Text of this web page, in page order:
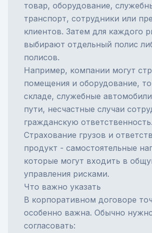
товар, оборудование,
транспорт, сотрудники или
клиентов. Затем для каждого
выбирают отдельный полис
полисов.
Например, компании могут
помещения и оборудование,
складе, служебные
пути, несчастные случаи
гражданскую ответственность.
Страхование грузов и
продукт - самостоятельные
которые могут входить в
управления рисками.
Что важно указать
В корпоративном договоре
особенно важна. Обычно
согласовать: